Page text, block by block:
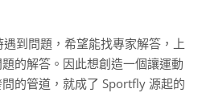
到問題，希望能找專家解答，上
的解答。因此想創造一個讓運動
的管道，就成了 Sportfly 源起的